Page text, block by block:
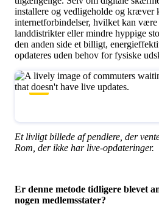
installere og vedligeholde og kræver
internetforbindelser, hvilket kan
landdistrikter eller mindre hyppige
den anden side et billigt,
opdateres uden behov for fysiske
Et livligt billede af pendlere, der
Rom, der ikke har live-opdateringer.
Er denne metode tidligere blevet
nogen medlemsstater?